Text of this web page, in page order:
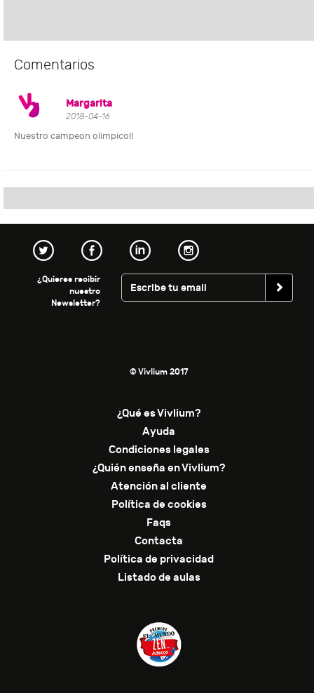
Comentarios
Margarita
2018-04-16
Nuestro campeon olimpico!!
¿Quieres recibir
nuestro
Newsletter?
© Vivlium 2017
¿Qué es Vivlium?
Ayuda
Condiciones legales
¿Quién enseña en Vivlium?
Atención al cliente
Política de cookies
Faqs
Contacta
Política de privacidad
Listado de aulas